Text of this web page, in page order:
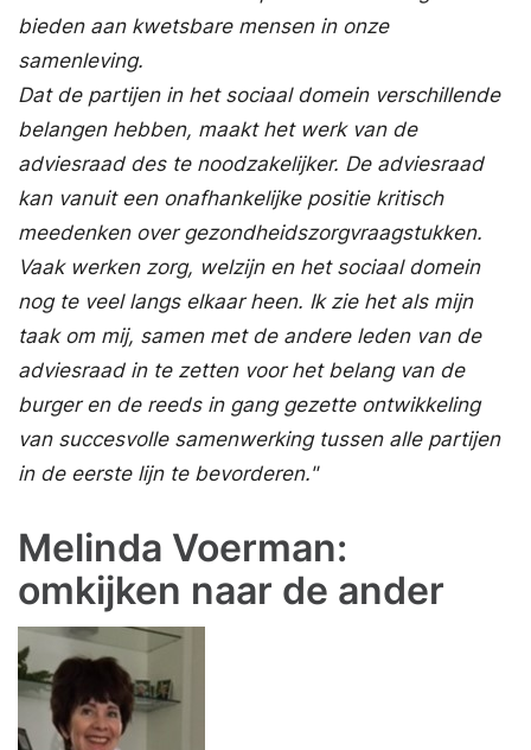
bieden aan kwetsbare mensen in onze
samenleving.
Dat de partijen in het sociaal domein verschillende
belangen hebben, maakt het werk van de
adviesraad des te noodzakelijker. De adviesraad
kan vanuit een onafhankelijke positie kritisch
meedenken over gezondheidszorgvraagstukken.
Vaak werken zorg, welzijn en het sociaal domein
nog te veel langs elkaar heen. Ik zie het als mijn
taak om mij, samen met de andere leden van de
adviesraad in te zetten voor het belang van de
burger en de reeds in gang gezette ontwikkeling
van succesvolle samenwerking tussen alle partijen
in de eerste lijn te bevorderen."
Melinda Voerman:
omkijken naar de ander